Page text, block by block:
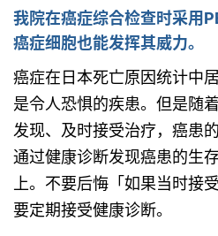
我院在癌症综合检查时采用
癌症细胞也能发挥其威力。
癌症在日本死亡原因统计中
是令人恐惧的疾患。但是随
发现、及时接受治疗，癌患
通过健康诊断发现癌患的生
上。不要后悔「如果当时接
要定期接受健康诊断。